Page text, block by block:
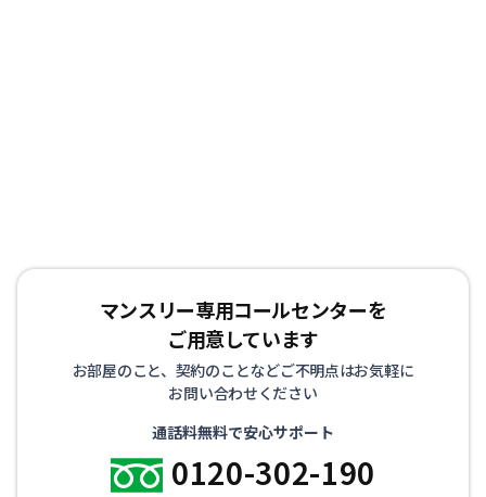
マンスリー専用コールセンターを
ご用意しています
お部屋のこと、契約のことなどご不明点はお気軽に
お問い合わせください
通話料無料で安心サポート
0120-302-190